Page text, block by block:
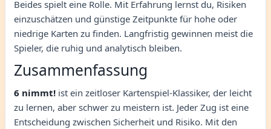
Beides spielt eine Rolle. Mit Erfahrung lernst du, Risiken
einzuschätzen und günstige Zeitpunkte für hohe oder
niedrige Karten zu finden. Langfristig gewinnen meist die
Spieler, die ruhig und analytisch bleiben.
Zusammenfassung
6 nimmt! ist ein zeitloser Kartenspiel-Klassiker, der leicht
zu lernen, aber schwer zu meistern ist. Jeder Zug ist eine
Entscheidung zwischen Sicherheit und Risiko. Mit den